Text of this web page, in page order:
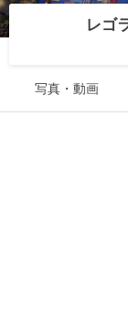
レゴ
写真・動画